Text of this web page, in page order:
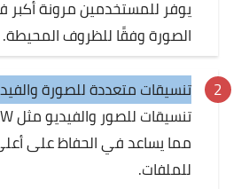
يوفر للمستخدمين مرونة
الصورة وفقًا للظروف المحيطة.
تنسيقات متعددة للصورة
مما يساعد في الحفاظ على
للملفات.